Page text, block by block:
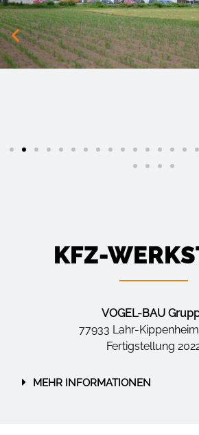
KFZ-
VOGEL-BAU
77933 Lahr-
Fertigstellung
MEHR INFORMATIONEN